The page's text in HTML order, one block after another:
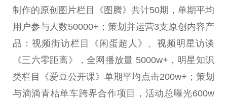
制作的原创图片栏目《图腾》共计50期，单期平均
用户参与人数50000+；策划并运营3支原创内容产
品：视频街访栏目《闲蛋超人》、视频明星访谈
《三六零距离》，全网播放量 5000w+，明星知识
类栏目《爱豆公开课》单期平均点击200w+；策划
与滴滴青桔单车跨界合作项目，活动总曝光600w